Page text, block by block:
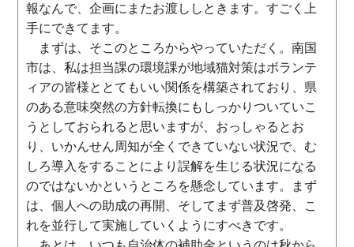
報なんで、企画にまたお渡ししときます。すごく上
手にできてます。
まずは、そこのところからやっていただく。南国
市は、私は担当課の環境課が地域猫対策はボランテ
ィアの皆様ととてもいい関係を構築されており、県
のある意味突然の方針転換にもしっかりついていこ
うとしておられると思いますが、おっしゃるとお
り、いかんせん周知が全くできていない状況で、む
しろ導入をすることにより誤解を生じる状況になる
のではないかというところを懸念しています。まず
は、個人への助成の再開、そしてまず普及啓発、こ
れを並行して実施していくようにすべきです。